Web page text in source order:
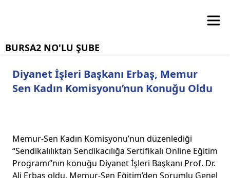
BURSA2 NO'LU ŞUBE
Diyanet İşleri Başkanı Erbaş, Memur
Sen Kadın Komisyonu’nun Konuğu Oldu
Memur-Sen Kadın Komisyonu’nun düzenlediği
“Sendikalılıktan Sendikacılığa Sertifikalı Online Eğitim
Programı”nın konuğu Diyanet İşleri Başkanı Prof. Dr.
Ali Erbaş oldu. Memur-Sen Eğitim’den Sorumlu Genel